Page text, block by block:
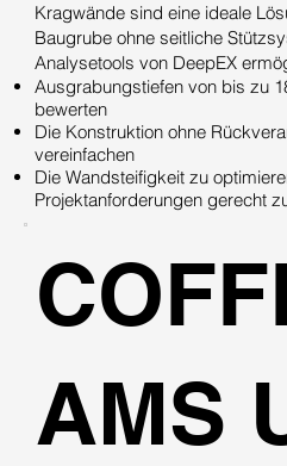
Kragwände sind eine ideale
Baugrube ohne seitliche
Analysetools von DeepEX
Ausgrabungstiefen von bis zu
bewerten
Die Konstruktion ohne
vereinfachen
Die Wandsteifigkeit zu
Projektanforderungen gerecht
AMS